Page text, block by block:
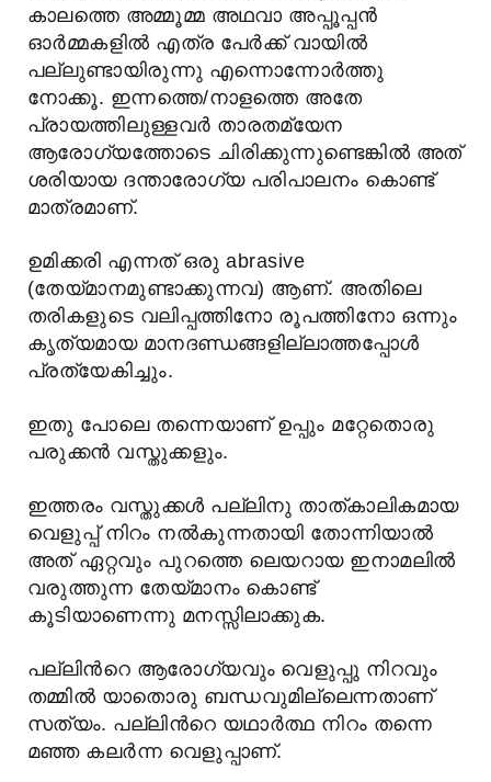
കാലത്തെ അമ്മൂമ്മ അഥവാ അപ്പൂപ്പന്
ഓര്മ്മകളില് എത്ര പേര്ക്ക് വായില്
പല്ലുണ്ടായിരുന്നു എന്നൊന്നോര്ത്തു
നോക്കൂ. ഇന്നത്തെ/നാളത്തെ അതേ
പ്രായത്തിലുള്ളവര് താരതമ്യേന
ആരോഗ്യത്തോടെ ചിരിക്കുന്നുണ്ടെങ്കില് അത്
ശരിയായ ദന്താരോഗ്യ പരിപാലനം കൊണ്ട്
മാത്രമാണ്.
ഉമിക്കരി എന്നത് ഒരു abrasive
(തേയ്മാനമുണ്ടാക്കുന്നവ) ആണ്. അതിലെ
തരികളുടെ വലിപ്പത്തിനോ രൂപത്തിനോ ഒന്നും
കൃത്യമായ മാനദണ്ഡങ്ങളില്ലാത്തപ്പോള്
പ്രത്യേകിച്ചും.
ഇതു പോലെ തന്നെയാണ് ഉപ്പും മറ്റേതൊരു
പരുക്കന് വസ്തുക്കളും.
ഇത്തരം വസ്തുക്കള് പല്ലിനു താത്കാലികമായ
വെളുപ്പ് നിറം നല്കുന്നതായി തോന്നിയാല്
അത് ഏറ്റവും പുറത്തെ ലെയറായ ഇനാമലില്
വരുത്തുന്ന തേയ്മാനം കൊണ്ട്
കൂടിയാണെന്നു മനസ്സിലാക്കുക.
പല്ലിന്റെ ആരോഗ്യവും വെളുപ്പു നിറവും
തമ്മില് യാതൊരു ബന്ധവുമില്ലെന്നതാണ്
സത്യം. പല്ലിന്റെ യഥാര്ത്ഥ നിറം തന്നെ
മഞ്ഞ കലര്ന്ന വെളുപ്പാണ്.